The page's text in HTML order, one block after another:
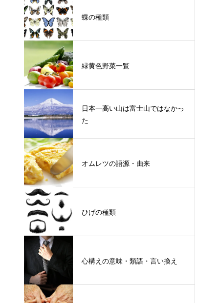
蝶の種類
緑黄色野菜一覧
日本一高い山は富士山ではなかっ
た
オムレツの語源・由来
ひげの種類
心構えの意味・類語・言い換え